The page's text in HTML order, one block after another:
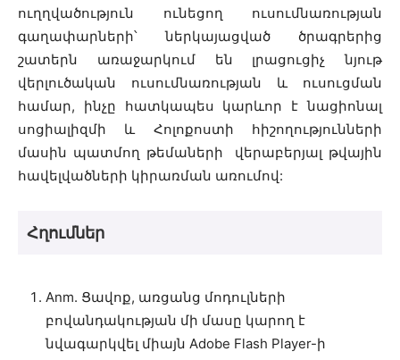
ուղղվածություն ունեցող ուսումնառության
գաղափարների՝ ներկայացված ծրագրերից
շատերն առաջարկում են լրացուցիչ նյութ
վերլուծական ուսումնառության և ուսուցման
համար, ինչը հատկապես կարևոր է նացիոնալ
սոցիալիզմի և Հոլոքոստի հիշողությունների
մասին պատմող թեմաների վերաբերյալ թվային
հավելվածների կիրառման առումով:
Հղումներ
Anm. Ցավոք, առցանց մոդուլների
բովանդակության մի մասը կարող է
նվագարկվել միայն Adobe Flash Player-ի